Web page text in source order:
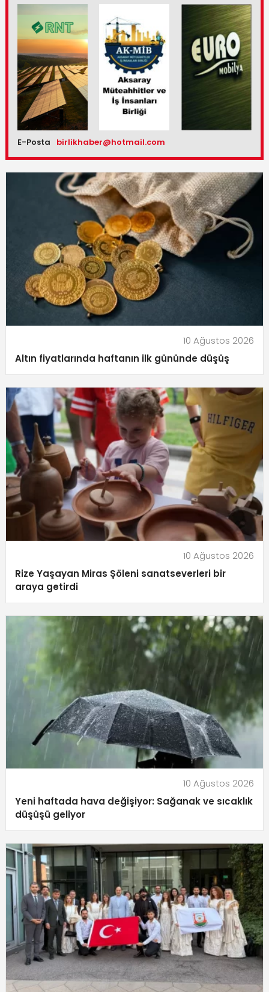
E-Posta birlikhaber@hotmail.com
10 Ağustos 2026
Altın fiyatlarında haftanın ilk gününde düşüş
10 Ağustos 2026
Rize Yaşayan Miras Şöleni sanatseverleri bir
araya getirdi
10 Ağustos 2026
Yeni haftada hava değişiyor: Sağanak ve sıcaklık
düşüşü geliyor